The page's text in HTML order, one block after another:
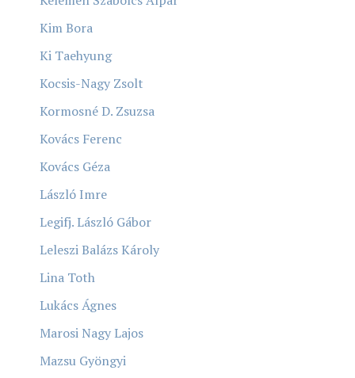
Kim Bora
Ki Taehyung
Kocsis-Nagy Zsolt
Kormosné D. Zsuzsa
Kovács Ferenc
Kovács Géza
László Imre
Legifj. László Gábor
Leleszi Balázs Károly
Lina Toth
Lukács Ágnes
Marosi Nagy Lajos
Mazsu Gyöngyi